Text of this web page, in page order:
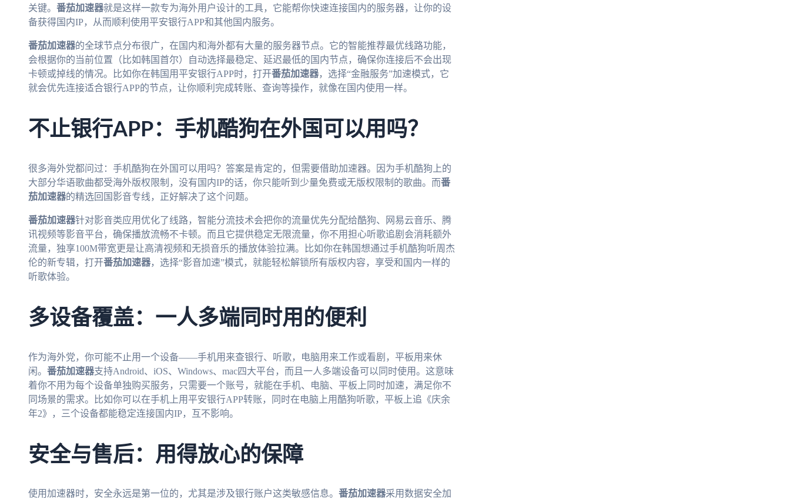
关键。 番茄加速器就是这样一款专为海外用户设计的工具，它能帮你快速连接国内的服务器，让你的设
备获得国内IP，从而顺利使用平安银行APP和其他国内服务。
番茄加速器的全球节点分布很广，在国内和海外都有大量的服务器节点。它的智能推荐最优线路功能，
会根据你的当前位置（比如韩国首尔）自动选择最稳定、延迟最低的国内节点，确保你连接后不会出现
卡顿或掉线的情况。比如你在韩国用平安银行APP时，打开番茄加速器，选择“金融服务”加速模式，它
就会优先连接适合银行APP的节点，让你顺利完成转账、查询等操作，就像在国内使用一样。
不止银行APP：手机酷狗在外国可以用吗？
很多海外党都问过：手机酷狗在外国可以用吗？答案是肯定的，但需要借助加速器。因为手机酷狗上的
大部分华语歌曲都受海外版权限制，没有国内IP的话，你只能听到少量免费或无版权限制的歌曲。而番
茄加速器的精选回国影音专线，正好解决了这个问题。
番茄加速器针对影音类应用优化了线路，智能分流技术会把你的流量优先分配给酷狗、网易云音乐、腾
讯视频等影音平台，确保播放流畅不卡顿。而且它提供稳定无限流量，你不用担心听歌追剧会消耗额外
流量，独享100M带宽更是让高清视频和无损音乐的播放体验拉满。比如你在韩国想通过手机酷狗听周杰
伦的新专辑，打开番茄加速器，选择“影音加速”模式，就能轻松解锁所有版权内容，享受和国内一样的
听歌体验。
多设备覆盖：一人多端同时用的便利
作为海外党，你可能不止用一个设备——手机用来查银行、听歌，电脑用来工作或看剧，平板用来休
闲。 番茄加速器支持Android、iOS、Windows、mac四大平台，而且一人多端设备可以同时使用。这意味
着你不用为每个设备单独购买服务，只需要一个账号，就能在手机、电脑、平板上同时加速，满足你不
同场景的需求。比如你可以在手机上用平安银行APP转账，同时在电脑上用酷狗听歌，平板上追《庆余
年2》，三个设备都能稳定连接国内IP，互不影响。
安全与售后：用得放心的保障
使用加速器时，安全永远是第一位的，尤其是涉及银行账户这类敏感信息。 番茄加速器采用数据安全加